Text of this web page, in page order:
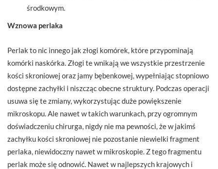
środkowym.
Wznowa perlaka
Perlak to nic innego jak złogi komórek, które przypominają
komórki naskórka. Złogi te wnikają we wszystkie przestrzenie
kości skroniowej oraz jamy bębenkowej, wypełniając stopniowo
dostępne zachyłki i niszcząc obecne struktury. Podczas operacji
usuwa się te zmiany, wykorzystując duże powiększenie
mikroskopu. Ale nawet w takich warunkach, przy ogromnym
doświadczeniu chirurga, nigdy nie ma pewności, że w jakimś
zachyłku kości skroniowej nie pozostanie niewielki fragment
perlaka, niewidoczny nawet w mikroskopie. Z tego fragmentu
perlak może się odnowić. Nawet w najlepszych krajowych i